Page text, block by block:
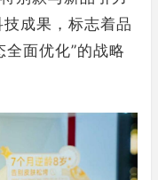
成果，标志着品
全面优化”的战略